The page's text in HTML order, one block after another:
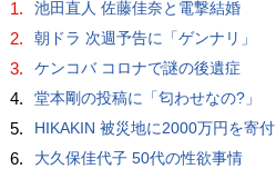
1. 池田直人 佐藤佳奈と電撃結婚
2. 朝ドラ 次週予告に「ゲンナリ」
3. ケンコバ コロナで謎の後遺症
4. 堂本剛の投稿に「匂わせなの?」
5. HIKAKIN 被災地に2000万円を寄付
6. 大久保佳代子 50代の性欲事情